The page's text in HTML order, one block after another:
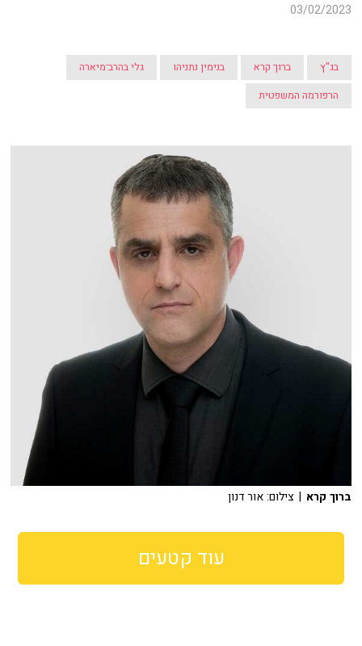
03/02/2023
בג"ץ ברוך קרא בנימין נתניהו
גלי בהרב־מיארה
הרפורמה המשפטית
ברוך קרא | צילום: אור דנון
עוד קטעים